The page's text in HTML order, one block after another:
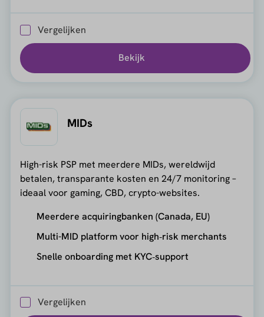
Vergelijken
Bekijk
MIDs
High-risk PSP met meerdere MIDs, wereldwijd
betalen, transparante kosten en 24/7 monitoring –
ideaal voor gaming, CBD, crypto-websites.
Meerdere acquiringbanken (Canada, EU)
Multi-MID platform voor high‑risk merchants
Snelle onboarding met KYC‑support
Vergelijken